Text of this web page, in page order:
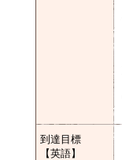
到達目標
【英語】